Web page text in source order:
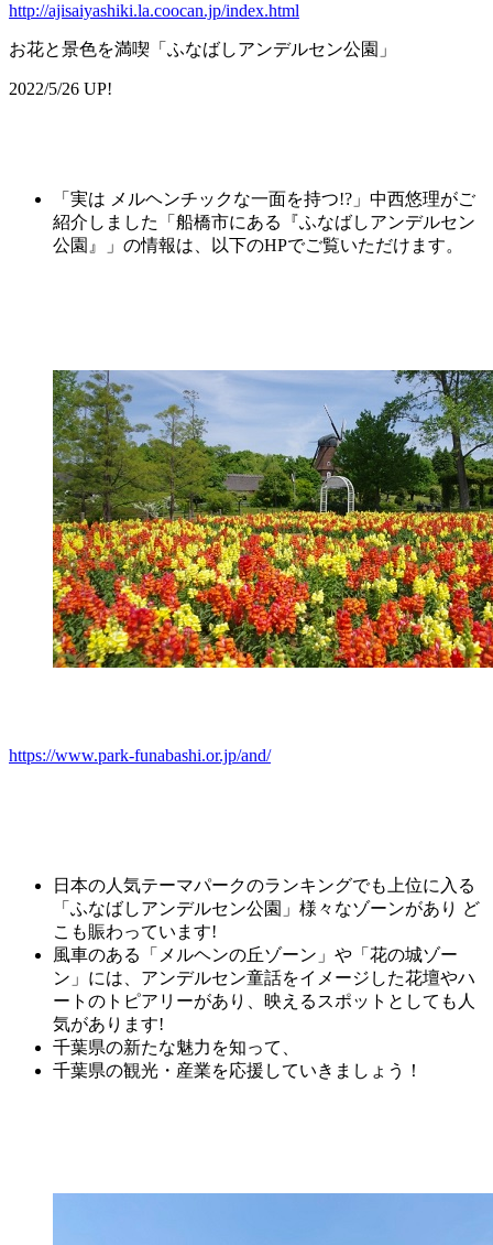
http://ajisaiyashiki.la.coocan.jp/index.html
お花と景色を満喫「ふなばしアンデルセン公園」
2022/5/26 UP!
「実は メルヘンチックな一面を持つ!?」中西悠理がご
紹介しました「船橋市にある『ふなばしアンデルセン
公園』」の情報は、以下のHPでご覧いただけます。
https://www.park-funabashi.or.jp/and/
日本の人気テーマパークのランキングでも上位に入る
「ふなばしアンデルセン公園」様々なゾーンがあり ど
こも賑わっています!
風車のある「メルヘンの丘ゾーン」や「花の城ゾー
ン」には、アンデルセン童話をイメージした花壇やハ
ートのトピアリーがあり、映えるスポットとしても人
気があります!
千葉県の新たな魅力を知って、
千葉県の観光・産業を応援していきましょう！